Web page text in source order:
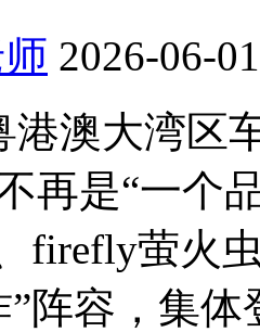
2026-06-
港澳大湾区
是“一个
firefly萤火
”阵容，集